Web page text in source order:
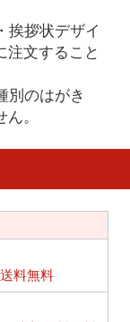
挨拶状デザイ
注文すること
別のはがき
。
料無料